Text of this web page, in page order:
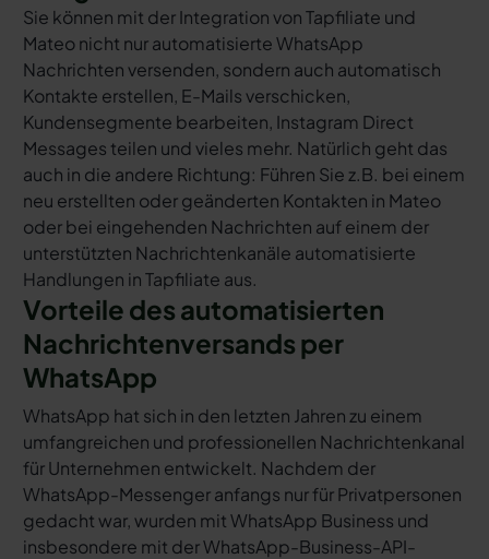
Sie können mit der Integration von Tapfiliate und
Mateo nicht nur automatisierte WhatsApp
Nachrichten versenden, sondern auch automatisch
Kontakte erstellen, E-Mails verschicken,
Kundensegmente bearbeiten, Instagram Direct
Messages teilen und vieles mehr. Natürlich geht das
auch in die andere Richtung: Führen Sie z.B. bei einem
neu erstellten oder geänderten Kontakten in Mateo
oder bei eingehenden Nachrichten auf einem der
unterstützten Nachrichtenkanäle automatisierte
Handlungen in Tapfiliate aus.
Vorteile des automatisierten
Nachrichtenversands per
WhatsApp
WhatsApp hat sich in den letzten Jahren zu einem
umfangreichen und professionellen Nachrichtenkanal
für Unternehmen entwickelt. Nachdem der
WhatsApp-Messenger anfangs nur für Privatpersonen
gedacht war, wurden mit WhatsApp Business und
insbesondere mit der WhatsApp-Business-API-